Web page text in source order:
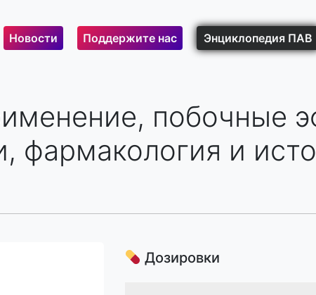
Новости Поддержите нас Энциклопедия ПАВ
побочные
фармакология и
Дозировки